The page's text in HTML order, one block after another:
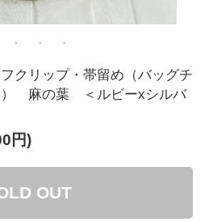
クリップ・帯留め（バッグチ
） 麻の葉 ＜ルビーxシルバ
円)
OUT